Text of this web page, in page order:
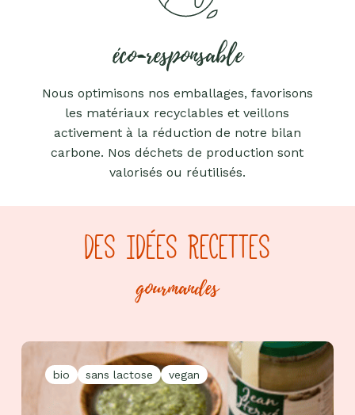
éco-responsable
Nous optimisons nos emballages, favorisons
les matériaux recyclables et veillons
activement à la réduction de notre bilan
carbone. Nos déchets de production sont
valorisés ou réutilisés.
DES IDÉES RECETTES
gourmandes
bio sans lactose vegan